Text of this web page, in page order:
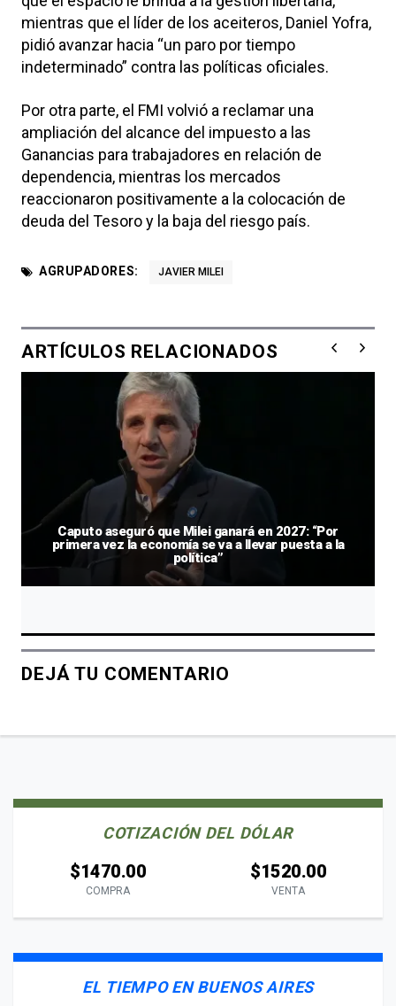
mientras que el líder de los aceiteros, Daniel Yofra,
pidió avanzar hacia “un paro por tiempo
indeterminado” contra las políticas oficiales.
Por otra parte, el FMI volvió a reclamar una
ampliación del alcance del impuesto a las
Ganancias para trabajadores en relación de
dependencia, mientras los mercados
reaccionaron positivamente a la colocación de
deuda del Tesoro y la baja del riesgo país.
AGRUPADORES: JAVIER MILEI
ARTÍCULOS RELACIONADOS
Caputo aseguró que Milei ganará en 2027: “Por
primera vez la economía se va a llevar puesta a la
política”
DEJÁ TU COMENTARIO
COTIZACIÓN DEL DÓLAR
$1470.00
COMPRA
$1520.00
VENTA
EL TIEMPO EN BUENOS AIRES